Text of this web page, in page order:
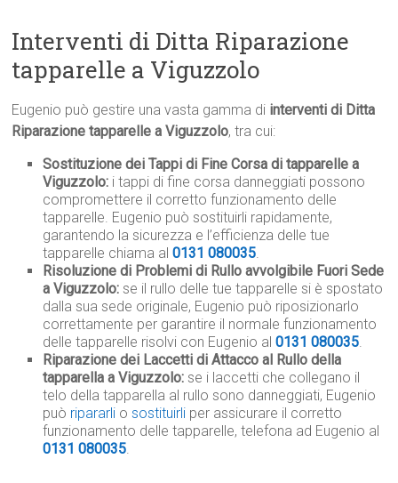
Interventi di Ditta Riparazione
tapparelle a Viguzzolo
Eugenio può gestire una vasta gamma di interventi di Ditta
Riparazione tapparelle a Viguzzolo, tra cui:
Sostituzione dei Tappi di Fine Corsa di tapparelle a
Viguzzolo: i tappi di fine corsa danneggiati possono
compromettere il corretto funzionamento delle
tapparelle. Eugenio può sostituirli rapidamente,
garantendo la sicurezza e l’efficienza delle tue
tapparelle chiama al0131 080035.
Risoluzione di Problemi di Rullo avvolgibile Fuori Sede
a Viguzzolo: se il rullo delle tue tapparelle si è spostato
dalla sua sede originale, Eugenio può riposizionarlo
correttamente per garantire il normale funzionamento
delle tapparelle risolvi con Eugenio al0131 080035.
Riparazione dei Laccetti di Attacco al Rullo della
tapparella a Viguzzolo: se i laccetti che collegano il
telo della tapparella al rullo sono danneggiati, Eugenio
può ripararli osostituirli per assicurare il corretto
funzionamento delle tapparelle, telefona ad Eugenio al
0131 080035.